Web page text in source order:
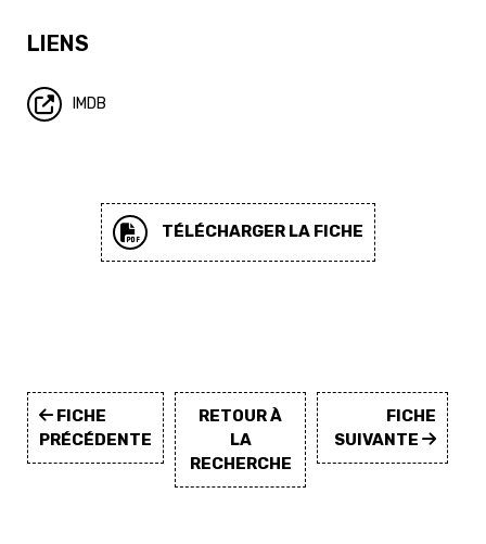
LIENS
IMDB
TÉLÉCHARGER LA FICHE
FICHE
PRÉCÉDENTE
RETOUR À
LA
RECHERCHE
FICHE
SUIVANTE